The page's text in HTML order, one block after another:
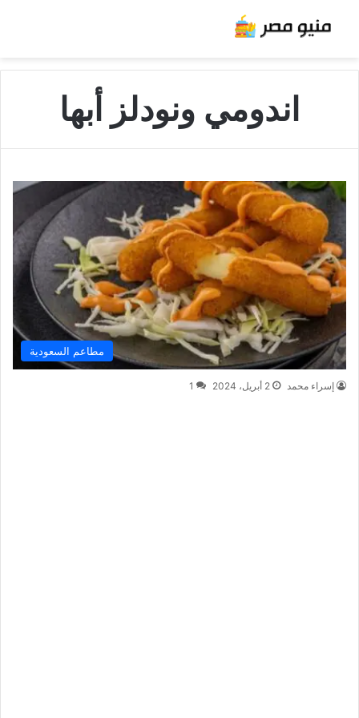
اندومي ونودلز أبها
مطاعم السعودية
إسراء محمد 2 أبريل، 2024 1